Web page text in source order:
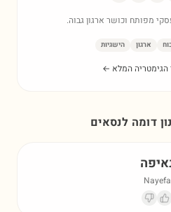
מפותח וכושר ארגון גבוה.
ארגון הישגיות
הגימטריה המלא ←
דומה לנסאים
Nayefa